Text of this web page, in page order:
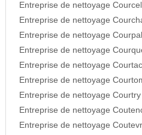
Entreprise de nettoyage
Entreprise de nettoyage
Entreprise de nettoyage
Entreprise de nettoyage
Entreprise de nettoyage
Entreprise de nettoyage
Entreprise de nettoyage
Entreprise de nettoyage
Entreprise de nettoyage